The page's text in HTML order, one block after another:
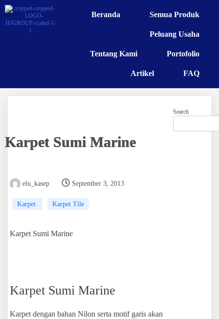
Beranda Semua Produk
Peluang Usaha
Tentang Kami Portofolio
Artikel FAQ
Karpet Sumi Marine
elu_kasep September 3, 2013
Karpet Karpet Tile
Karpet Sumi Marine
Karpet Sumi Marine
Karpet dengan bahan Nilon serta motif garis akan
Search